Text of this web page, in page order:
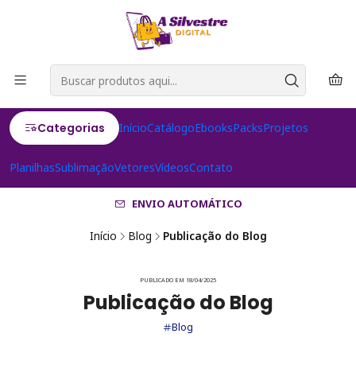
Categorias InícioCatálogoEbooksPacksProjetos
PlanilhasSublimaçãoVetoresVídeosContato
ENVIO AUTOMÁTICO
Início Blog Publicação do Blog
PUBLICADO EM 18/04/2025
Publicação do Blog
Blog